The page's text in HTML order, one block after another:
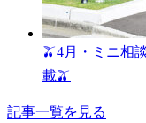
🫒4月・ミニ相
載🫒
記事一覧を見る